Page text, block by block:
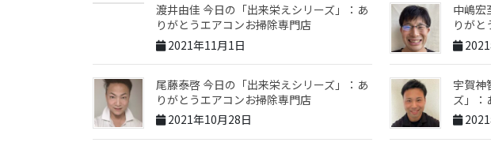
渡井由佳 今日の「出来栄えシリーズ」：あ
りがとうエアコンお掃除専門店
2021年11月1日
中嶋宏
りが
2021
尾藤泰啓 今日の「出来栄えシリーズ」：あ
りがとうエアコンお掃除専門店
2021年10月28日
宇賀
ズ」：
2021